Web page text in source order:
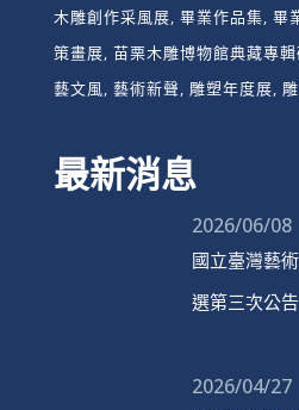
木雕創作采風展 畢業作品集 畢
策畫展 苗栗木雕博物館典藏專
藝文風 藝術新聲 雕塑年度展
最新消息
2026/06/08
國立臺灣藝
選第三次公告
2026/04/27